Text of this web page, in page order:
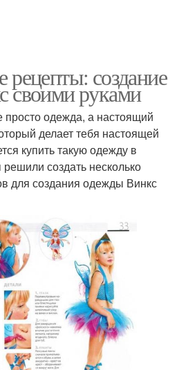
рецепты: создание
своими руками
одежда, а настоящий
делает тебя настоящей
купить такую одежду в
создать несколько
для создания одежды Винкс